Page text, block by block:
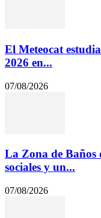
El Meteocat
2026 en...
07/08/2026
La Zona de Baños
sociales y un...
07/08/2026